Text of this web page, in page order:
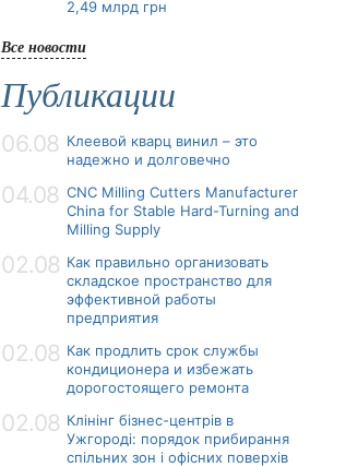
2,49 млрд грн
Все новости
Публикации
06.08 Клеевой кварц винил – это
надежно и долговечно
04.08 CNC Milling Cutters Manufacturer
China for Stable Hard-Turning and
Milling Supply
02.08 Как правильно организовать
складское пространство для
эффективной работы
предприятия
02.08 Как продлить срок службы
кондиционера и избежать
дорогостоящего ремонта
02.08 Клінінг бізнес-центрів в
Ужгороді: порядок прибирання
спільних зон і офісних поверхів